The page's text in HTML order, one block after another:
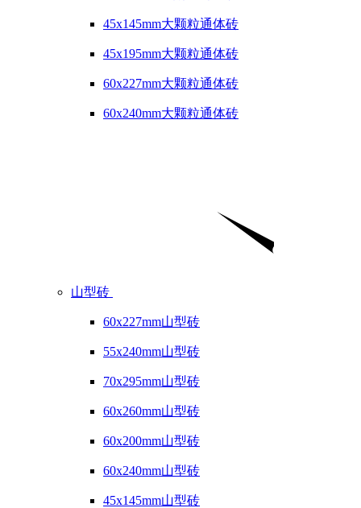
45x145mm大颗粒通体砖
45x195mm大颗粒通体砖
60x227mm大颗粒通体砖
60x240mm大颗粒通体砖
山型砖
60x227mm山型砖
55x240mm山型砖
70x295mm山型砖
60x260mm山型砖
60x200mm山型砖
60x240mm山型砖
45x145mm山型砖